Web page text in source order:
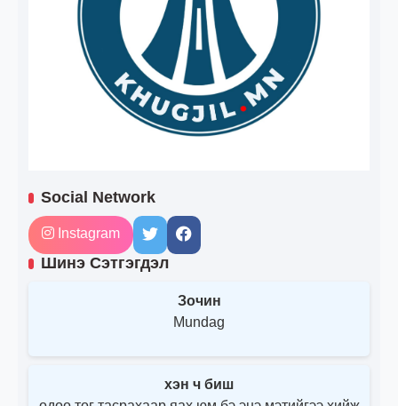
Social Network
Instagram
Шинэ Сэтгэгдэл
Зочин
Mundag
хэн ч биш